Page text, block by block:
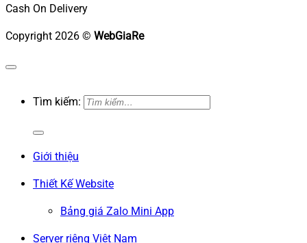
Cash On Delivery
Copyright 2026 © WebGiaRe
Tìm kiếm:
Giới thiệu
Thiết Kế Website
Bảng giá Zalo Mini App
Server riêng Việt Nam